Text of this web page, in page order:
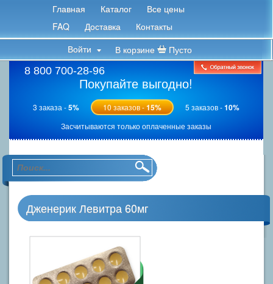
Главная Каталог
Все цены
FAQ
Доставка
Контакты
В корзине
Пусто
Войти
Покупайте выгодно!
3 заказа -5% 10 заказов -15% 5 заказов -10%
Засчитываются только оплаченные заказы
8 800 700-28-96
Дженерик Левитра 60мг